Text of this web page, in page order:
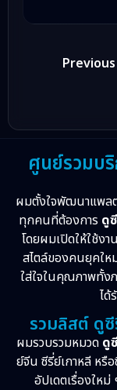
Previous
ศูนย์รวมบ
ผมตั้งใจพัฒนาแพล
ทุกคนที่ต้องการ ดู
โดยผมเปิดให้ใช้ง
สไตล์ของคนยุคให
ใส่ใจในคุณภาพทั้ง
ได้
รวมลิสต์ ดู
ผมรวบรวมหมวด ดู
ย์จีน ซีรี่ย์เกาหลี หรื
อัปเดตเรื่องให